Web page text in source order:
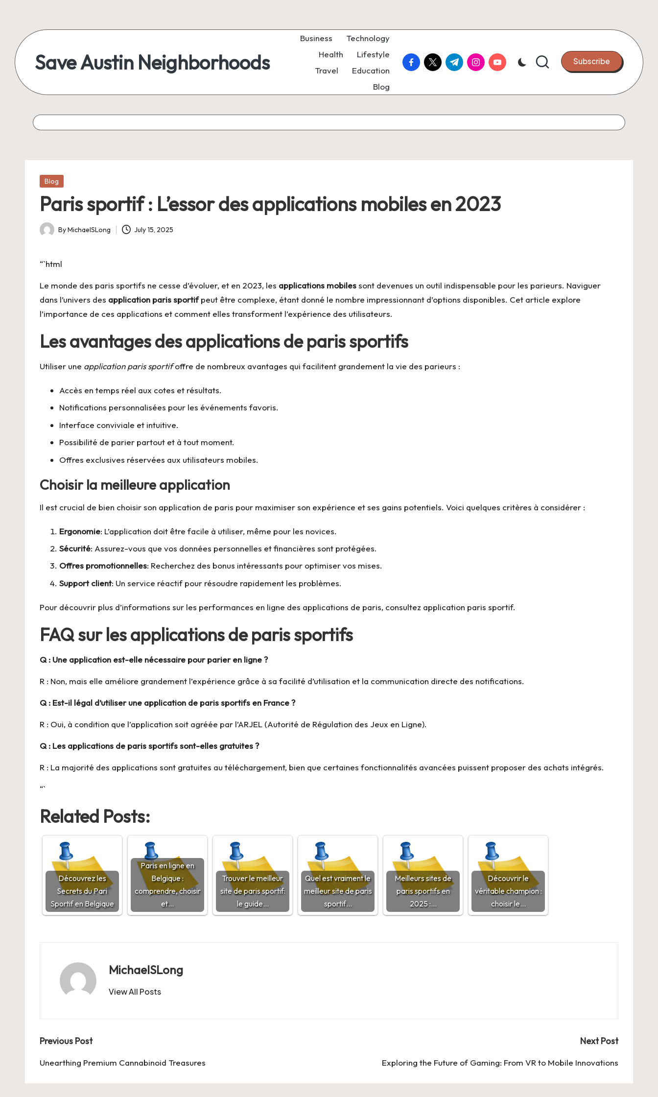
Save Austin Neighborhoods
Business
Technology
Health
Lifestyle
Travel
Education
Blog
facebook.com
twitter.com
t.me instagram.com
youtube.com Subscribe
Posted
Blog
Paris sportif : L’essor des applications mobiles en 2023
Posted
ByMichaelSLong July 15, 2025
“`html
Le monde des paris sportifs ne cesse d’évoluer, et en 2023, les applications mobilessont devenues un outil indispensable pour les parieurs. Naviguer
dans l’univers des application paris sportifpeut être complexe, étant donné le nombre impressionnant d’options disponibles. Cet article explore
l’importance de ces applications et comment elles transforment l’expérience des utilisateurs.
Les avantages des applications de paris sportifs
Utiliser une application paris sportifoffre de nombreux avantages qui facilitent grandement la vie des parieurs :
Accès en temps réel aux cotes et résultats.
Notifications personnalisées pour les événements favoris.
Interface conviviale et intuitive.
Possibilité de parier partout et à tout moment.
Offres exclusives réservées aux utilisateurs mobiles.
Choisir la meilleure application
Il est crucial de bien choisir son application de paris pour maximiser son expérience et ses gains potentiels. Voici quelques critères à considérer :
Ergonomie: L’application doit être facile à utiliser, même pour les novices.
Sécurité: Assurez-vous que vos données personnelles et financières sont protégées.
Offres promotionnelles: Recherchez des bonus intéressants pour optimiser vos mises.
Support client: Un service réactif pour résoudre rapidement les problèmes.
Pour découvrir plus d’informations sur les performances en ligne des applications de paris, consultez application paris sportif.
FAQ sur les applications de paris sportifs
Q : Une application est-elle nécessaire pour parier en ligne ?
R : Non, mais elle améliore grandement l’expérience grâce à sa facilité d’utilisation et la communication directe des notifications.
Q : Est-il légal d’utiliser une application de paris sportifs en France ?
R : Oui, à condition que l’application soit agréée par l’ARJEL (Autorité de Régulation des Jeux en Ligne).
Q : Les applications de paris sportifs sont-elles gratuites ?
R : La majorité des applications sont gratuites au téléchargement, bien que certaines fonctionnalités avancées puissent proposer des achats intégrés.
“`
Related Posts:
Découvrez les
Secrets du Pari
Sportif en Belgique
Paris en ligne en
Belgique :
comprendre, choisir
et…
Trouver le meilleur
site de paris sportif:
le guide…
Quel est vraiment le
meilleur site de paris
sportif…
Meilleurs sites de
paris sportifs en
2025 :…
Découvrir le
véritable champion :
choisir le…
MichaelSLong
View All Posts
Post
navigation
Previous Post
Unearthing Premium Cannabinoid Treasures
Next Post
Exploring the Future of Gaming: From VR to Mobile Innovations